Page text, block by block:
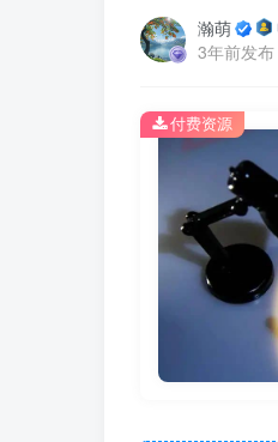
瀚萌
3年前发布
付费资源